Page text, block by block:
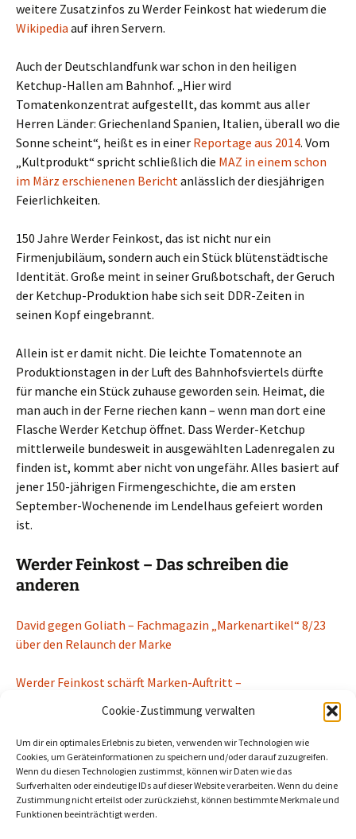
Cookie-Zustimmung verwalten
Um dir ein optimales Erlebnis zu bieten, verwenden wir Technologien wie
Cookies, um Geräteinformationen zu speichern und/oder darauf zuzugreifen.
Wenn du diesen Technologien zustimmst, können wir Daten wie das
Surfverhalten oder eindeutige IDs auf dieser Website verarbeiten. Wenn du deine
Zustimmung nicht erteilst oder zurückziehst, können bestimmte Merkmale und
Funktionen beeinträchtigt werden.
weitere Zusatzinfos zu Werder Feinkost hat wiederum die
Wikipedia auf ihren Servern.
Auch der Deutschlandfunk war schon in den heiligen
Ketchup-Hallen am Bahnhof. „Hier wird
Tomatenkonzentrat aufgestellt, das kommt aus aller
Herren Länder: Griechenland Spanien, Italien, überall wo die
Sonne scheint“, heißt es in einer Reportage aus 2014. Vom
„Kultprodukt“ spricht schließlich die MAZ in einem schon
im März erschienenen Berichtanlässlich der diesjährigen
Feierlichkeiten.
150 Jahre Werder Feinkost, das ist nicht nur ein
Firmenjubiläum, sondern auch ein Stück blütenstädtische
Identität. Große meint in seiner Grußbotschaft, der Geruch
der Ketchup-Produktion habe sich seit DDR-Zeiten in
seinen Kopf eingebrannt.
Allein ist er damit nicht. Die leichte Tomatennote an
Produktionstagen in der Luft des Bahnhofsviertels dürfte
für manche ein Stück zuhause geworden sein. Heimat, die
man auch in der Ferne riechen kann – wenn man dort eine
Flasche Werder Ketchup öffnet. Dass Werder-Ketchup
mittlerweile bundesweit in ausgewählten Ladenregalen zu
finden ist, kommt aber nicht von ungefähr. Alles basiert auf
jener 150-jährigen Firmengeschichte, die am ersten
September-Wochenende im Lendelhaus gefeiert worden
ist.
Werder Feinkost – Das schreiben die
anderen
David gegen Goliath – Fachmagazin „Markenartikel“ 8/23
über den Relaunch der Marke
Werder Feinkost schärft Marken-Auftritt –
Beitragszähler (seit 02/03/2026, ohne Bots, Inkognito-Leser und
Cookie-Ablehner):24
←Landratsamt: Am Mittwoch beschränkt